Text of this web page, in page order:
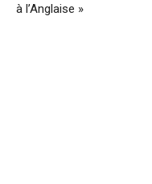
à l’Anglaise »